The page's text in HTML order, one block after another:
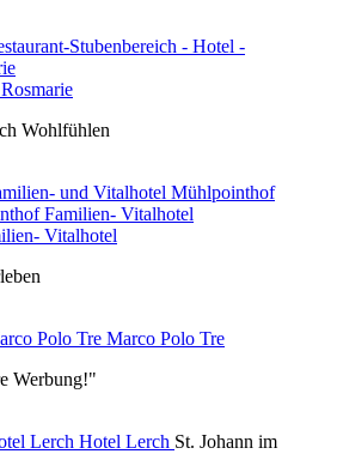
Wohlfühlen
Vitalhotel
Marco Polo Tre
Werbung!"
Hotel Lerch St. Johann im